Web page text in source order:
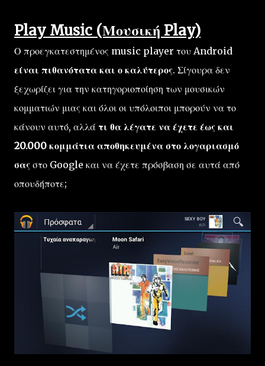
Play Music (Μουσική Play)
Ο προεγκατεστημένος music player του Android
είναι πιθανότατα και ο καλύτερος. Σίγουρα δεν
ξεχωρίζει για την κατηγοριοποίηση των μουσικών
κομματιών μιας και όλοι οι υπόλοιποι μπορούν να το
κάνουν αυτό, αλλά τι θα λέγατε να έχετε έως και
20.000 κομμάτια αποθηκευμένα στο λογαριασμό
σας στο Google και να έχετε πρόσβαση σε αυτά από
οπουδήποτε;